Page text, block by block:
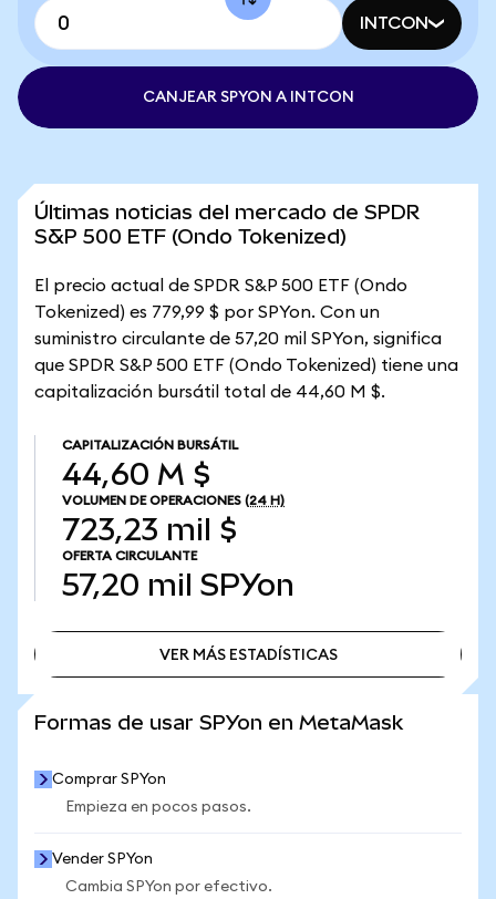
INTCON
CANJEAR SPYON A INTCON
Últimas noticias del mercado de SPDR
S&P 500 ETF (Ondo Tokenized)
El precio actual de SPDR S&P 500 ETF (Ondo
Tokenized) es 779,99 $ por SPYon. Con un
suministro circulante de 57,20 mil SPYon, significa
que SPDR S&P 500 ETF (Ondo Tokenized) tiene una
capitalización bursátil total de 44,60 M $.
CAPITALIZACIÓN BURSÁTIL
44,60 M $
VOLUMEN DE OPERACIONES (24 H)
723,23 mil $
OFERTA CIRCULANTE
57,20 mil SPYon
VER MÁS ESTADÍSTICAS
Formas de usar SPYon en MetaMask
Comprar SPYon
Empieza en pocos pasos.
Vender SPYon
Cambia SPYon por efectivo.